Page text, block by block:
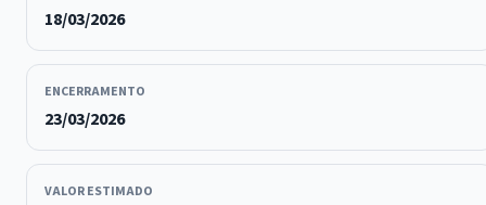
18/03/2026
ENCERRAMENTO
23/03/2026
VALOR ESTIMADO